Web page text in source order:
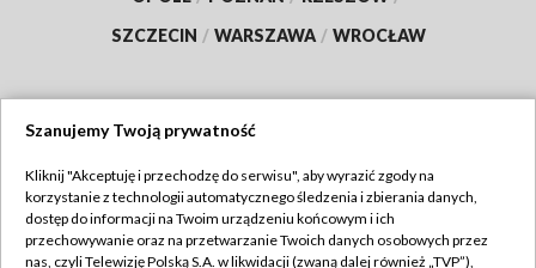
SZCZECIN / WARSZAWA / WROCŁAW
TVP
Abonament TVP
Regulamin TVP
Szanujemy Twoją prywatność
Kliknij "Akceptuję i przechodzę do serwisu", aby wyrazić zgody na
korzystanie z technologii automatycznego śledzenia i zbierania danych,
dostęp do informacji na Twoim urządzeniu końcowym i ich
przechowywanie oraz na przetwarzanie Twoich danych osobowych przez
nas, czyli Telewizję Polską S.A. w likwidacji (zwaną dalej również „TVP”),